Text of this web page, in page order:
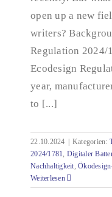
open up a new
writers?
Regulation 2024/
Ecodesign
year,
to [...]
22.10.2024 Kategorien:
2024/1781, Digitaler
Nachhaltigkeit,
Weiterlesen